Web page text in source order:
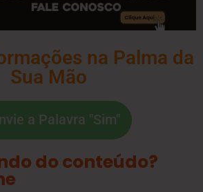
na Palma da
Sua Mão
a Palavra "Sim"
do conteúdo?